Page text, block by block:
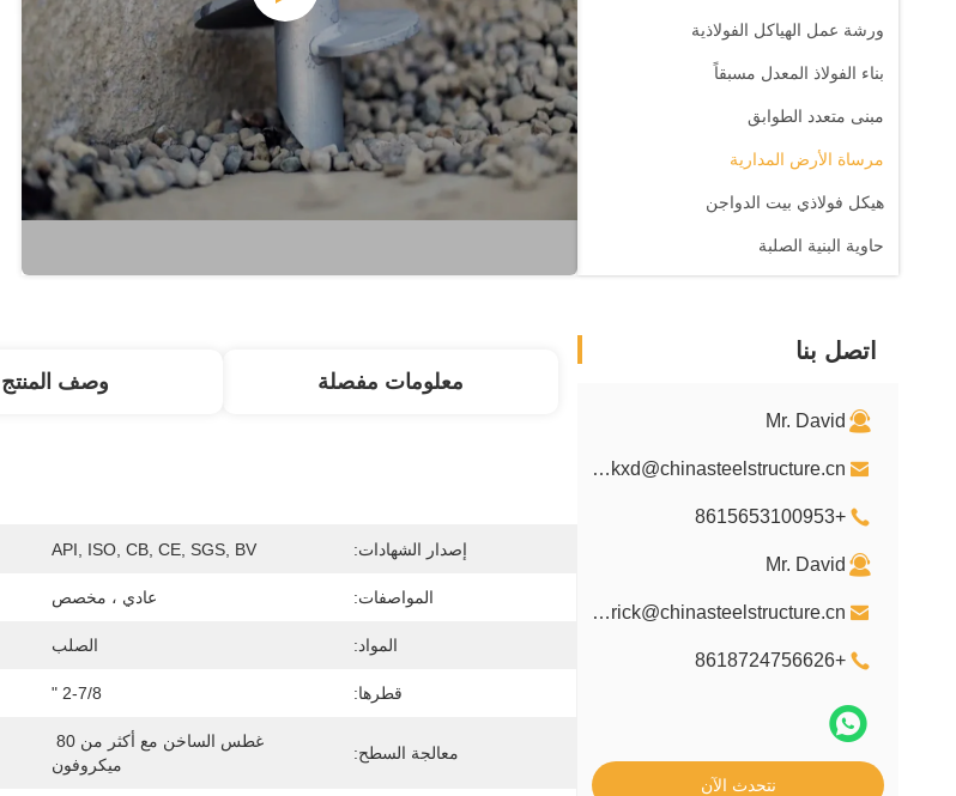
ورشة عمل الهياكل الفولاذية
بناء الفولاذ المعدل مسبقاً
مبنى متعدد الطوابق
مرساة الأرض المدارية
هيكل فولاذي بيت الدواجن
حاوية البنية الصلبة
اتصل بنا
Mr. David
davidkxd@chinasteelstructure.cn
+8615653100953
Mr. David
kxdpatrick@chinasteelstructure.cn
+8618724756626
نتحدث الآن
معلومات مفصلة وصف المنتج
إصدار الشهادات: API, ISO, CB, CE, SGS, BV
المواصفات: عادي ، مخصص
المواد: الصلب
قطرها: 2-7/8 "
معالجة السطح:
ميكروفون